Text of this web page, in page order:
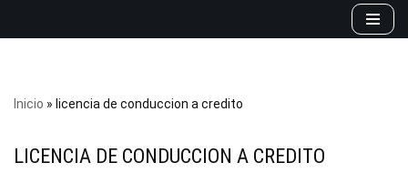
Inicio » licencia de conduccion a credito
LICENCIA DE CONDUCCION A CREDITO